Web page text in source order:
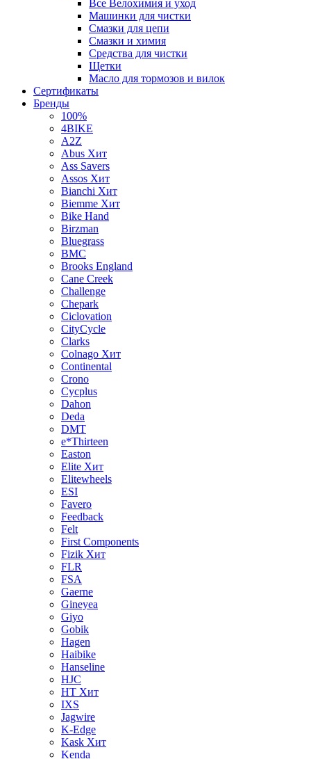
Все Велохимия и уход
Машинки для чистки
Смазки для цепи
Смазки и химия
Средства для чистки
Щетки
Масло для тормозов и вилок
Сертификаты
Бренды
100%
4BIKE
A2Z
Abus Хит
Ass Savers
Assos Хит
Bianchi Хит
Biemme Хит
Bike Hand
Birzman
Bluegrass
BMC
Brooks England
Cane Creek
Challenge
Chepark
Ciclovation
CityCycle
Clarks
Colnago Хит
Continental
Crono
Cycplus
Dahon
Deda
DMT
e*Thirteen
Easton
Elite Хит
Elitewheels
ESI
Favero
Feedback
Felt
First Components
Fizik Хит
FLR
FSA
Gaerne
Gineyea
Giyo
Gobik
Hagen
Haibike
Hanseline
HJC
HT Хит
IXS
Jagwire
K-Edge
Kask Хит
Kenda